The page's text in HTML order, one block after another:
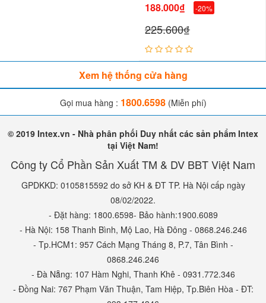
188.000₫ -20%
225.600₫
Xem hệ thống cửa hàng
Gọi mua hàng : 1800.6598(Miễn phí)
© 2019 Intex.vn - Nhà phân phối Duy nhất các sản phẩm Intex
tại Việt Nam!
Công ty Cổ Phần Sản Xuất TM & DV BBT Việt Nam
GPDKKD: 0105815592 do sở KH & ĐT TP. Hà Nội cấp ngày
08/02/2022.
- Đặt hàng: 1800.6598- Bảo hành:1900.6089
- Hà Nội: 158 Thanh Bình, Mộ Lao, Hà Đông - 0868.246.246
- Tp.HCM1: 957 Cách Mạng Tháng 8, P.7, Tân Bình -
0868.246.246
- Đà Nẵng: 107 Hàm Nghi, Thanh Khê - 0931.772.346
- Đồng Nai: 767 Phạm Văn Thuận, Tam Hiệp, Tp.Biên Hòa - ĐT: